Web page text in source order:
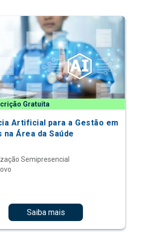
Gratuita
Artificial para a Gestão em
na Área da Saúde
Semipresencial
Saiba mais